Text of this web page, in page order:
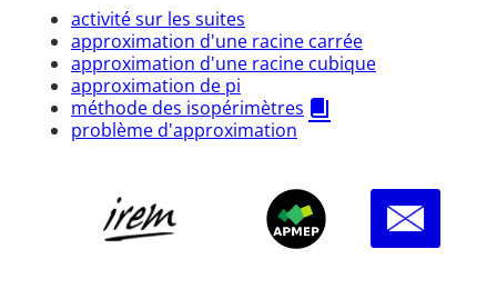
activité sur les suites
approximation d'une racine carrée
approximation d'une racine cubique
approximation de pi
méthode des isopérimètres
problème d'approximation